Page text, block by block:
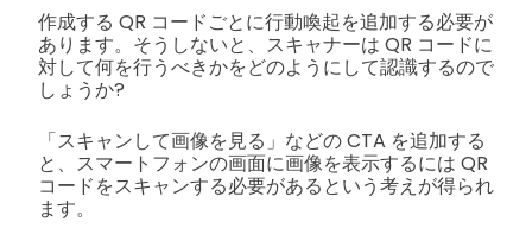
作成する QR コードごとに行動喚起を追加する必要が
あります。そうしないと、スキャナーは QR コードに
対して何を行うべきかをどのようにして認識するので
しょうか?
「スキャンして画像を見る」などの CTA を追加する
と、スマートフォンの画面に画像を表示するには QR
コードをスキャンする必要があるという考えが得られ
ます。